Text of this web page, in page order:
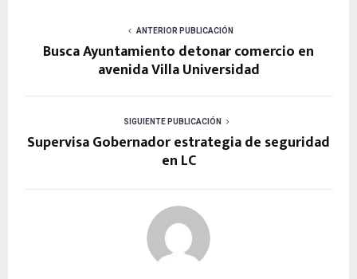
ANTERIOR PUBLICACIÓN
Busca Ayuntamiento detonar comercio en
avenida Villa Universidad
SIGUIENTE PUBLICACIÓN
Supervisa Gobernador estrategia de seguridad
en LC